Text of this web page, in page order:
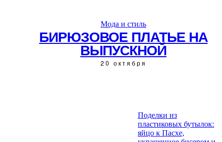
Мода и стиль
БИРЮЗОВОЕ ПЛАТЬЕ НА
ВЫПУСКНОЙ
20 октября
Поделки из
пластиковых бутылок:
яйцо к Пасхе,